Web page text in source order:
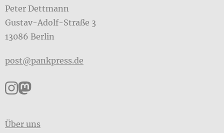
Peter Dettmann
Gustav-Adolf-Straße 3
13086 Berlin
post@pankpress.de
Pankpress auf Instagram
Pankpress auf Mastodon
Über uns